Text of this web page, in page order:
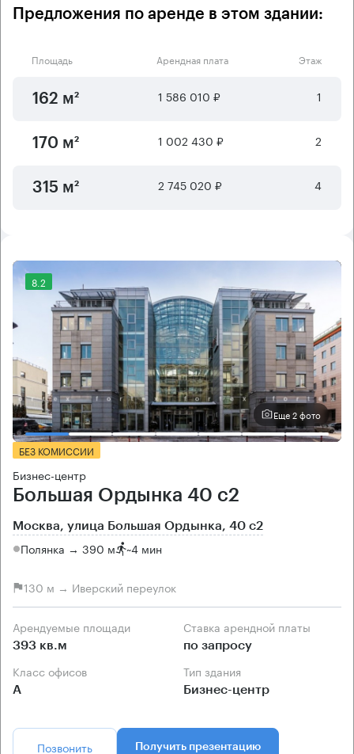
Предложения по аренде в этом здании:
Площадь Арендная плата Этаж
162 м² 1 586 010 ₽ 1
170 м² 1 002 430 ₽ 2
315 м² 2 745 020 ₽ 4
8.2
Еще 2 фото
БЕЗ КОМИССИИ
Бизнес-центр
Большая Ордынка 40 с2
Москва, улица Большая Ордынка, 40 с2
Полянка → 390 м ~4 мин
130 м → Иверский переулок
Арендуемые площади
393 кв.м
Ставка арендной платы
по запросу
Класс офисов
А
Тип здания
Бизнес-центр
Позвонить Получить презентацию